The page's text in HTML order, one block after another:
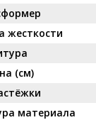
жесткости
(см)
материала